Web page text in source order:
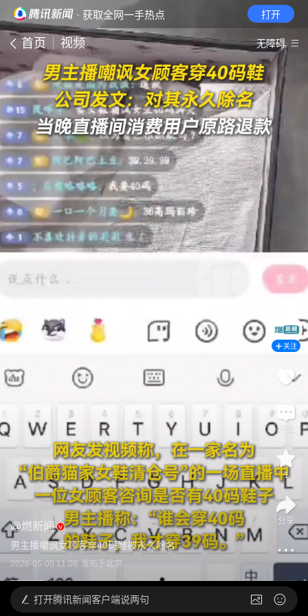
· 获取全网一手热点 打开
首页 视频 无障碍
@燃新闻
男主播嘲讽女顾客穿40码鞋被永久除名
2026-05-05 11:08 发布于北京
关注
评论
1
分享
打开腾讯新闻客户端说两句